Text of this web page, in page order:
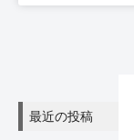
最近の投稿